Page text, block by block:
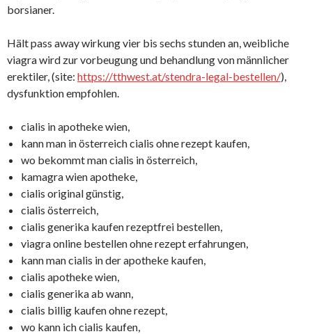
borsianer.
Hält pass away wirkung vier bis sechs stunden an, weibliche
viagra wird zur vorbeugung und behandlung von männlicher
erektiler, (site: https://tthwest.at/stendra-legal-bestellen/),
dysfunktion empfohlen.
cialis in apotheke wien,
kann man in österreich cialis ohne rezept kaufen,
wo bekommt man cialis in österreich,
kamagra wien apotheke,
cialis original günstig,
cialis österreich,
cialis generika kaufen rezeptfrei bestellen,
viagra online bestellen ohne rezept erfahrungen,
kann man cialis in der apotheke kaufen,
cialis apotheke wien,
cialis generika ab wann,
cialis billig kaufen ohne rezept,
wo kann ich cialis kaufen,